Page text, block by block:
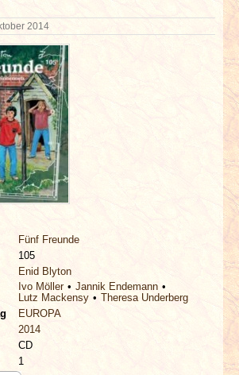
2014
Fünf Freunde
105
Enid Blyton
Ivo Möller
Jannik Endemann
Lutz Mackensy
Theresa Underberg
EUROPA
2014
CD
1